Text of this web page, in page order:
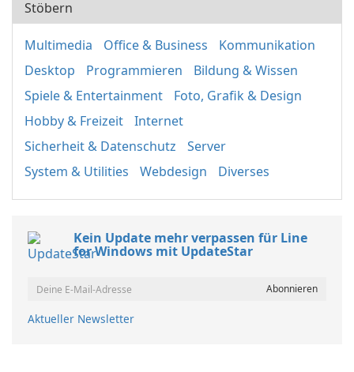
Stöbern
Multimedia Office & Business
Kommunikation
Desktop
Programmieren
Bildung & Wissen
Spiele & Entertainment
Foto, Grafik & Design
Hobby & Freizeit
Internet
Sicherheit & Datenschutz
Server
System & Utilities
Webdesign Diverses
Kein Update mehr verpassen für Line
for Windows mit UpdateStar
Aktueller Newsletter